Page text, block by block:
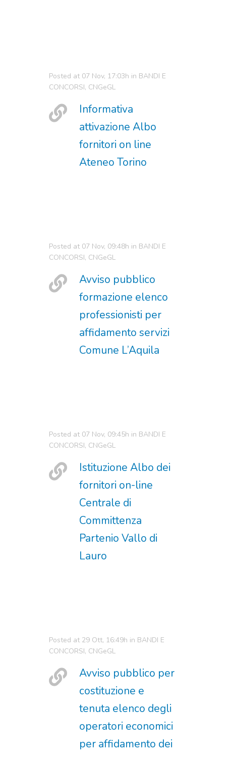
Posted at 07 Nov, 17:03h in BANDI E
CONCORSI, CNGeGL
Informativa
attivazione Albo
fornitori on line
Ateneo Torino
Posted at 07 Nov, 09:48h in BANDI E
CONCORSI, CNGeGL
Avviso pubblico
formazione elenco
professionisti per
affidamento servizi
Comune L’Aquila
Posted at 07 Nov, 09:45h in BANDI E
CONCORSI, CNGeGL
Istituzione Albo dei
fornitori on-line
Centrale di
Committenza
Partenio Vallo di
Lauro
Posted at 29 Ott, 16:49h in BANDI E
CONCORSI, CNGeGL
Avviso pubblico per
costituzione e
tenuta elenco degli
operatori economici
per affidamento dei